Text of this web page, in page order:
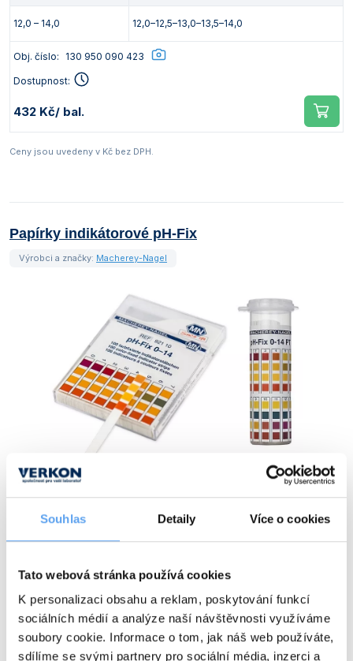
Souhlas Detaily Více o cookies
Tato webová stránka používá cookies
K personalizaci obsahu a reklam, poskytování funkcí
sociálních médií a analýze naší návštěvnosti využíváme
soubory cookie. Informace o tom, jak náš web používáte,
sdílíme se svými partnery pro sociální média, inzerci a
12,0 – 14,0 12,0–12,5–13,0–13,5–14,0
Obj. číslo: 130 950 090 423
Dostupnost:
432 Kč/ bal.
Ceny jsou uvedeny v Kč bez DPH.
Papírky indikátorové pH-Fix
dalších
Výrobci a značky: Macherey-Nagel
jednoduché použití, rychlé výsledky
referenční stupnice na obalu
barviva indikátoru jsou chemicky vázaná na papír, takže nemohou
kontaminovat vzorek ani v případě silných zásad
rozměry papírku: 6 x 85 mm
informace k dodávce:
papírky jsou dodávány v balení po 100 ks